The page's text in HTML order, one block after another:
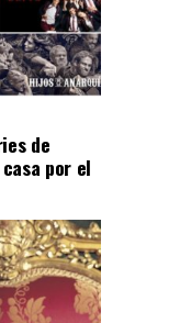
de
por el